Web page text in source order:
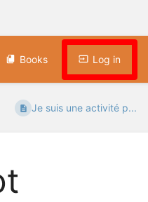
Books Log in
Je suis une activité p...